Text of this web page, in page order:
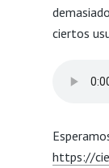
ciertos
https://